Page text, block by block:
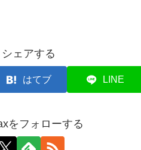
シェアする
はてブ LINE
をフォローする